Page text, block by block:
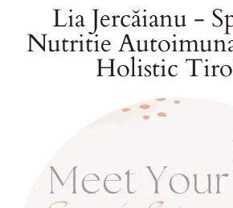
Lia Jercăianu -
Nutritie
Holistic